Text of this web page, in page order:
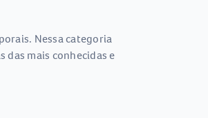
Nessa categoria
das mais conhecidas e